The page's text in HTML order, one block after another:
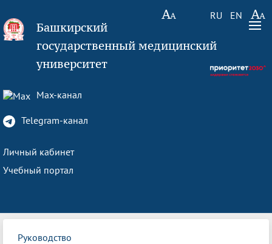
RU EN
Башкирский
государственный медицинский
университет
Max-канал
Telegram-канал
Личный кабинет
Учебный портал
Руководство